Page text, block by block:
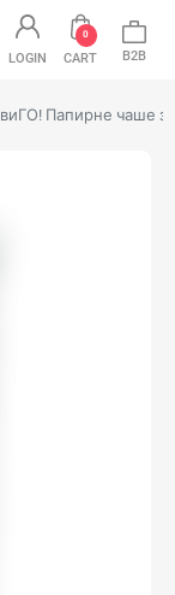
LOGIN CART
0
B2B
виГО! Папирне чаше